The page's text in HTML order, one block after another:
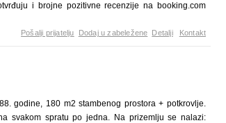
i brojne pozitivne recenzije na booking.com
Pošalji prijatelju Dodaj u zabeležene Detalji Kontakt
godine, 180 m2 stambenog prostora + potkrovlje.
svakom spratu po jedna. Na prizemlju se nalazi: